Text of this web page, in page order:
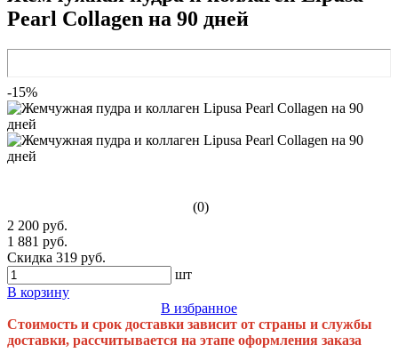
Pearl Collagen на 90 дней
-15%
(0)
2 200 руб.
1 881 руб.
Скидка 319 руб.
шт
В корзину
В избранное
Стоимость и срок доставки зависит от страны и службы
доставки, рассчитывается на этапе оформления заказа